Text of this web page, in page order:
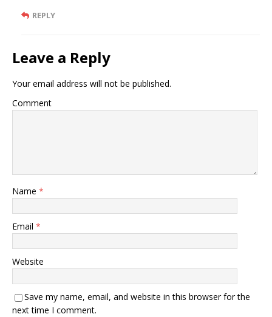
REPLY
Leave a Reply
Your email address will not be published.
Comment
Name *
Email *
Website
Save my name, email, and website in this browser for the
next time I comment.